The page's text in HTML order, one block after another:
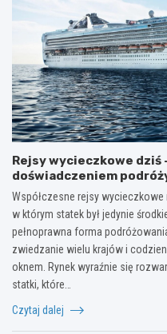
Rejsy wycieczkowe dziś
doświadczeniem
Współczesne rejsy
w którym statek był jedynie
pełnoprawna forma
zwiedzanie wielu krajów i
oknem. Rynek wyraźnie się
statki, które…
Czytaj dalej